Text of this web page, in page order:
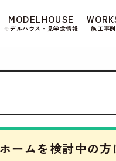
MODELHOUSE
モデルハウス・見学会情報 施工事例
ームを検討中の方
しいですか? 当社
場合は、当社のプラ